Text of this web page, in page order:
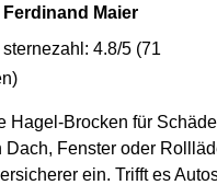
Maier
sternezahl: 4.8/5 (71
)
Hagel-Brocken für
Dach, Fenster oder
ein. Trifft es